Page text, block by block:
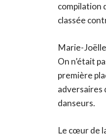
compilation
classée
Marie-
On n’était
première
adversaires
danseurs.
Le cœur de